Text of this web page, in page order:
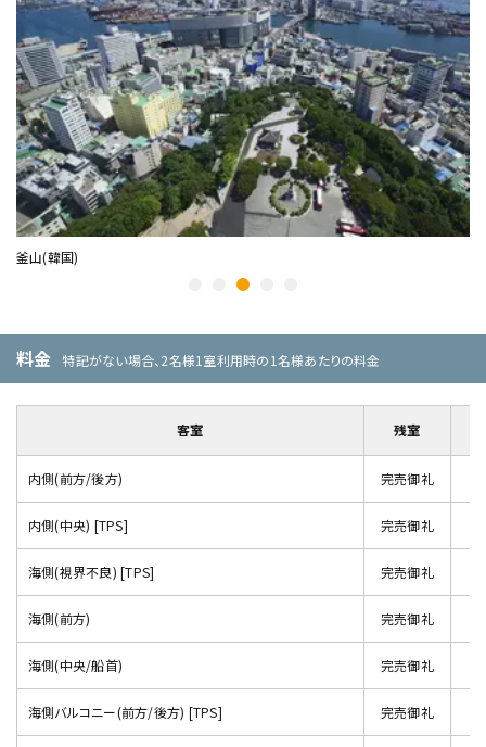
釜山(韓国)
料金 特記がない場合、2名様1室利用時の1名様あたりの料金
客室 残室
内側(前方/後方) 完売御礼
内側(中央) [TPS] 完売御礼
海側(視界不良) [TPS] 完売御礼
海側(前方) 完売御礼
海側(中央/船首) 完売御礼
海側バルコニー(前方/後方) [TPS] 完売御礼